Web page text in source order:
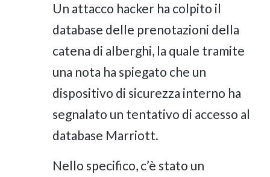
Un attacco hacker ha colpito il
database delle prenotazioni della
catena di alberghi, la quale tramite
una nota ha spiegato che un
dispositivo di sicurezza interno ha
segnalato un tentativo di accesso al
database Marriott.
Nello specifico, c’è stato un